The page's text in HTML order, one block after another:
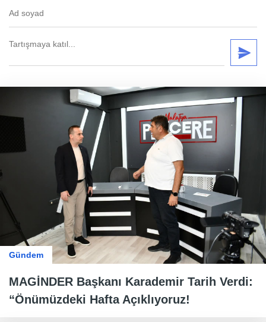
Gündem
MAGİNDER Başkanı Karademir Tarih Verdi:
“Önümüzdeki Hafta Açıklıyoruz!